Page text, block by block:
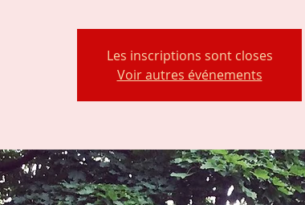
Les inscriptions sont closes
Voir autres événements